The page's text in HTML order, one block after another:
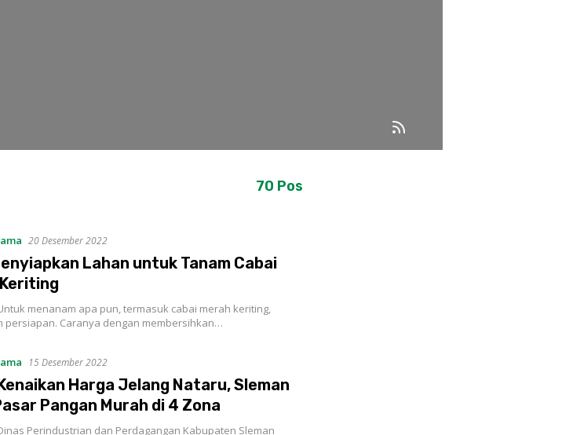
70 Pos
20 Desember 2022
Lahan untuk Tanam Cabai
Untuk menanam apa pun, termasuk cabai merah keriting,
persiapan. Caranya dengan membersihkan…
15 Desember 2022
Harga Jelang Nataru, Sleman
Pangan Murah di 4 Zona
Dinas Perindustrian dan Perdagangan Kabupaten Sleman